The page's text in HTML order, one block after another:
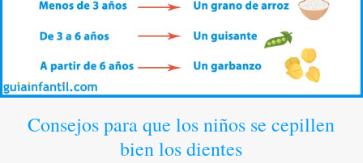
Consejos para que los niños se cepillen
bien los dientes